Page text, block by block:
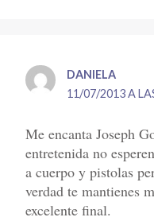
DANIELA
11/07/2013 A
Me encanta Joseph
entretenida no
a cuerpo y pistolas
verdad te mantienes
excelente final.